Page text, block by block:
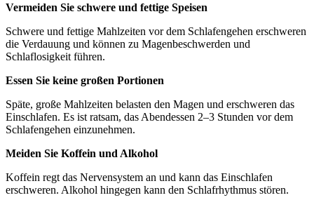
Vermeiden Sie schwere und fettige Speisen
Schwere und fettige Mahlzeiten vor dem Schlafengehen erschweren
die Verdauung und können zu Magenbeschwerden und
Schlaflosigkeit führen.
Essen Sie keine großen Portionen
Späte, große Mahlzeiten belasten den Magen und erschweren das
Einschlafen. Es ist ratsam, das Abendessen 2–3 Stunden vor dem
Schlafengehen einzunehmen.
Meiden Sie Koffein und Alkohol
Koffein regt das Nervensystem an und kann das Einschlafen
erschweren. Alkohol hingegen kann den Schlafrhythmus stören.